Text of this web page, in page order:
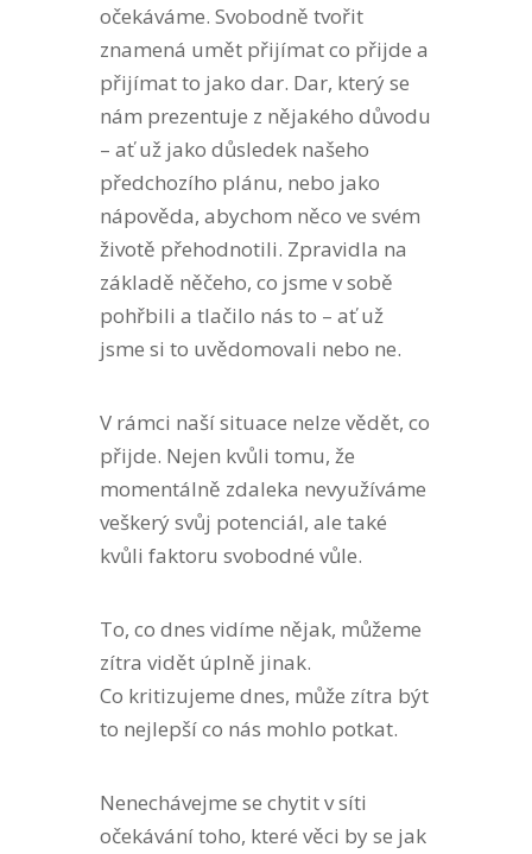
očekáváme. Svobodně tvořit
znamená umět přijímat co přijde a
přijímat to jako dar. Dar, který se
nám prezentuje z nějakého důvodu
– ať už jako důsledek našeho
předchozího plánu, nebo jako
nápověda, abychom něco ve svém
životě přehodnotili. Zpravidla na
základě něčeho, co jsme v sobě
pohřbili a tlačilo nás to – ať už
jsme si to uvědomovali nebo ne.
V rámci naší situace nelze vědět, co
přijde. Nejen kvůli tomu, že
momentálně zdaleka nevyužíváme
veškerý svůj potenciál, ale také
kvůli faktoru svobodné vůle.
To, co dnes vidíme nějak, můžeme
zítra vidět úplně jinak.
Co kritizujeme dnes, může zítra být
to nejlepší co nás mohlo potkat.
Nenechávejme se chytit v síti
očekávání toho, které věci by se jak